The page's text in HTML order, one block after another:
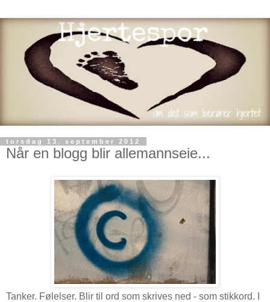
torsdag 13. september 2012
Når en blogg blir allemannseie...
Tanker. Følelser. Blir til ord som skrives ned - som stikkord. I